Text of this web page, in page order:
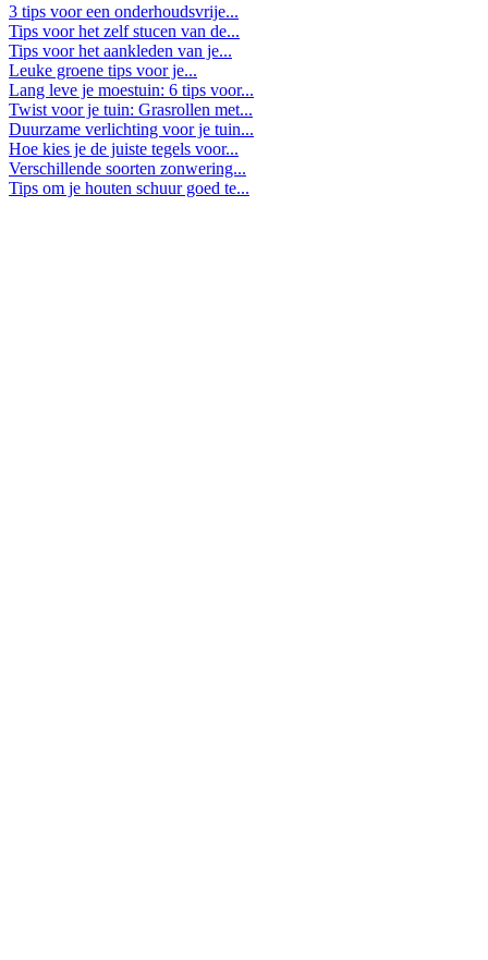
3 tips voor een onderhoudsvrije...
Tips voor het zelf stucen van de...
Tips voor het aankleden van je...
Leuke groene tips voor je...
Lang leve je moestuin: 6 tips voor...
Twist voor je tuin: Grasrollen met...
Duurzame verlichting voor je tuin...
Hoe kies je de juiste tegels voor...
Verschillende soorten zonwering...
Tips om je houten schuur goed te...